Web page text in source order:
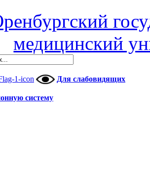
медицинский
Для слабовидящих
систему